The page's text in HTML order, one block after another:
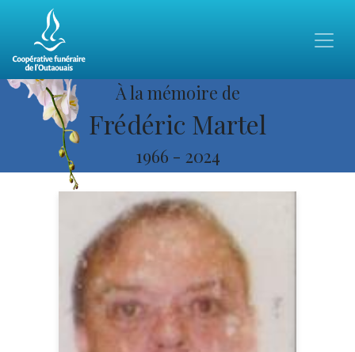
À la mémoire de
Frédéric Martel
1966 - 2024